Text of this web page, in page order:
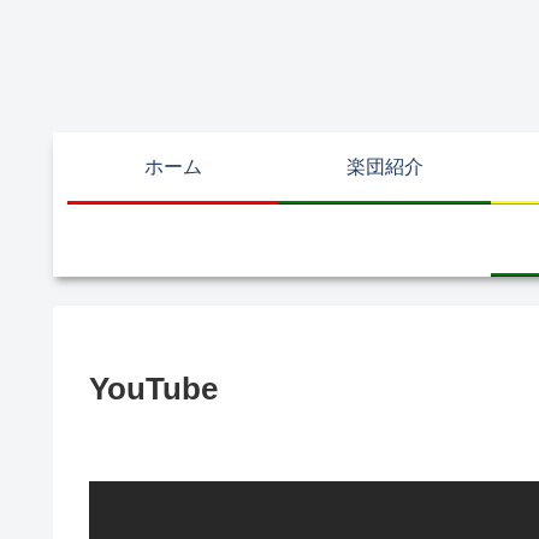
ホーム 楽団紹介
YouTube